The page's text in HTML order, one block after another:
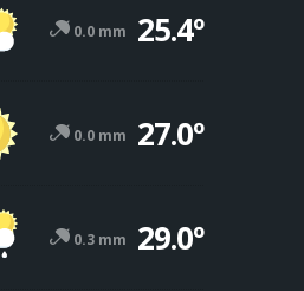
0.0 mm 25.4º
0.0 mm 27.0º
0.3 mm 29.0º